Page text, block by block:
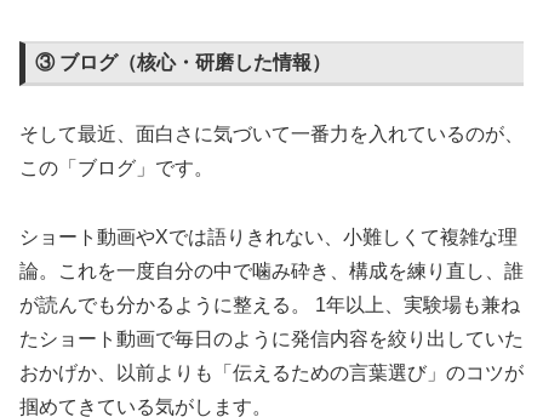
③ ブログ（核心・研磨した情報）
そして最近、面白さに気づいて一番力を入れているのが、
この「ブログ」です。
ショート動画やXでは語りきれない、小難しくて複雑な理
論。これを一度自分の中で噛み砕き、構成を練り直し、誰
が読んでも分かるように整える。 1年以上、実験場も兼ね
たショート動画で毎日のように発信内容を絞り出していた
おかげか、以前よりも「伝えるための言葉選び」のコツが
掴めてきている気がします。